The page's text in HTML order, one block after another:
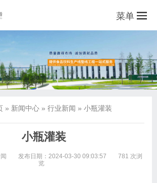
菜单
» 新闻中心 » 行业新闻 » 小瓶灌装
小瓶灌装
发布日期：2024-03-30 09:03:57
781 次浏
览